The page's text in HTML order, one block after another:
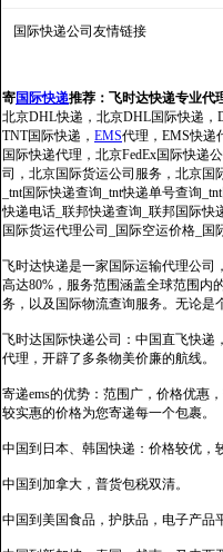
国际快递公司 友情链接
寄国际快递推荐： 飞时达快递专业代
北京DHL快递，北京DHL国际快递
TNT国际快递， EMS代理，EMS快递
国际快递代理，北京FedEx国际快递
司，北京国际货运公司服务，北京国
_tnt国际快递查询_tnt快递单号查询
快递电话_联邦快递查询_联邦国际快
国际货运代理公司_国际空运价格_
飞时达快递是一家国际运输代理公司
高达80%，服务范围涵盖全球范围内
务，以及国际物流查询服务。无论是
飞时达国际快递公司：中国直飞快递
代理，开辟了多条物美价廉的航线。
寄递ems的优势：范围广，价格优惠
较实惠的价格为您寄递每一个包裹。
中国到日本、韩国快递：价格较优，
中国到加拿大，普货包税双清。
中国到美国食品，护肤品，电子产品